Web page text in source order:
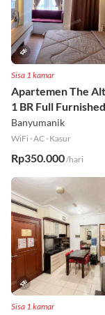
Sisa 1 kamar
Apartemen The
1 BR Full
Banyumanik
WiFi ·AC · Kasur
Rp350.000/hari
Sisa 1 kamar